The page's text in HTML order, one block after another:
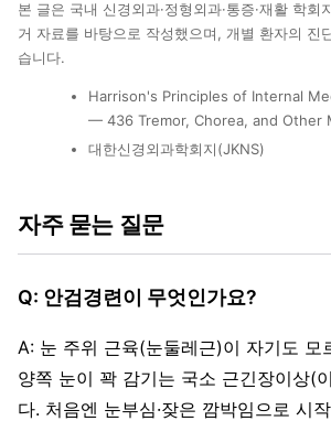
본 글은 국내 신경외과·정형외과·통증·재활 학회
거 자료를 바탕으로 작성했으며, 개별 환자의 진
습니다.
Harrison's Principles of Internal
— 436 Tremor, Chorea, and Other
대한신경외과학회지(JKNS)
자주 묻는 질문
Q: 안검경련이 무엇인가요?
A: 눈 주위 근육(눈둘레근)이 자기도 모
양쪽 눈이 꽉 감기는 국소 근긴장이상(
다. 처음엔 눈부심·잦은 깜박임으로 시